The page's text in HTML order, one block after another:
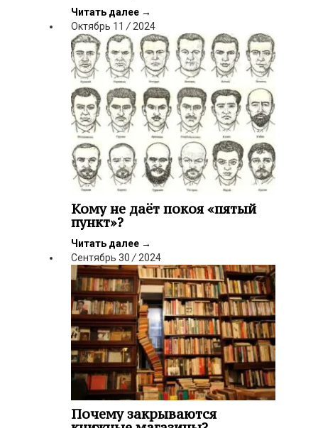
Читать далее →
Октябрь 11 / 2024
Кому не даёт покоя «пятый
пункт»?
Читать далее →
Сентябрь 30/2024
Почему закрываются